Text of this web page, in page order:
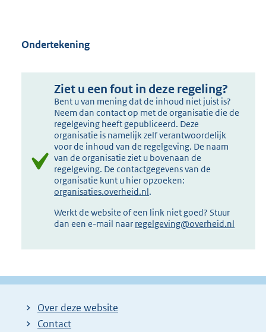
Ondertekening
Ziet u een fout in deze regeling?
Bent u van mening dat de inhoud niet juist is?
Neem dan contact op met de organisatie die de
regelgeving heeft gepubliceerd. Deze
organisatie is namelijk zelf verantwoordelijk
voor de inhoud van de regelgeving. De naam
van de organisatie ziet u bovenaan de
regelgeving. De contactgegevens van de
organisatie kunt u hier opzoeken:
organisaties.overheid.nl.
Werkt de website of een link niet goed? Stuur
dan een e-mail naar regelgeving@overheid.nl
Over deze website
Contact